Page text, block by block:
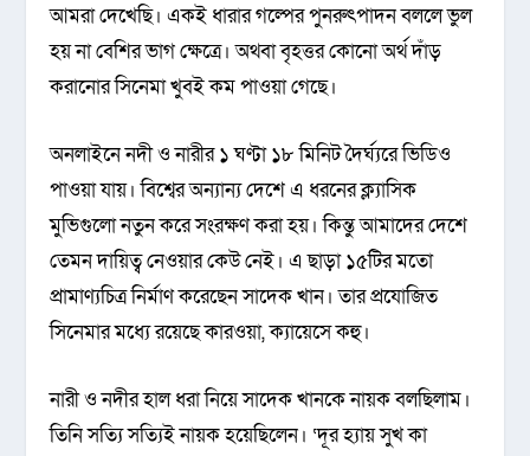
আমরা দেখেছি। একই ধারার গল্পের পুনরুৎপাদন বললে ভুল
হয় না বেশির ভাগ ক্ষেত্রে। অথবা বৃহত্তর কোনো অর্থ দাঁড়
করানোর সিনেমা খুবই কম পাওয়া গেছে।
অনলাইনে নদী ও নারীর ১ ঘণ্টা ১৮ মিনিট দৈর্ঘ্যরে ভিডিও
পাওয়া যায়। বিশ্বের অন্যান্য দেশে এ ধরনের ক্ল্যাসিক
মুভিগুলো নতুন করে সংরক্ষণ করা হয়। কিন্তু আমাদের দেশে
তেমন দায়িত্ব নেওয়ার কেউ নেই। এ ছাড়া ১৫টির মতো
প্রামাণ্যচিত্র নির্মাণ করেছেন সাদেক খান। তার প্রযোজিত
সিনেমার মধ্যে রয়েছে কারওয়া, ক্যায়েসে কহু।
নারী ও নদীর হাল ধরা নিয়ে সাদেক খানকে নায়ক বলছিলাম।
তিনি সত্যি সত্যিই নায়ক হয়েছিলেন। ‘দূর হ্যায় সুখ কা